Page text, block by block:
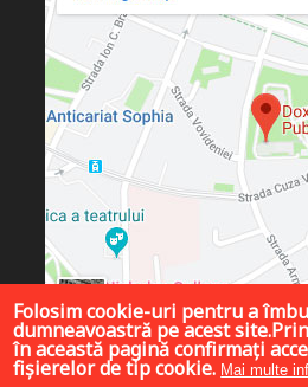
Folosim cookie-uri pentru a
dumneavoastră pe acest
în această pagină confirmați
fișierelor de tip cookie. Mai multe